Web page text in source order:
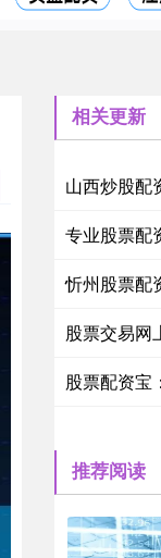
相关更新
山西炒股配
专业股票配
忻州股票配
股票交易网
股票配资宝
推荐阅读